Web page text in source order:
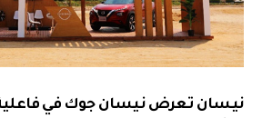
نيسان تعرض نيسان جوك في